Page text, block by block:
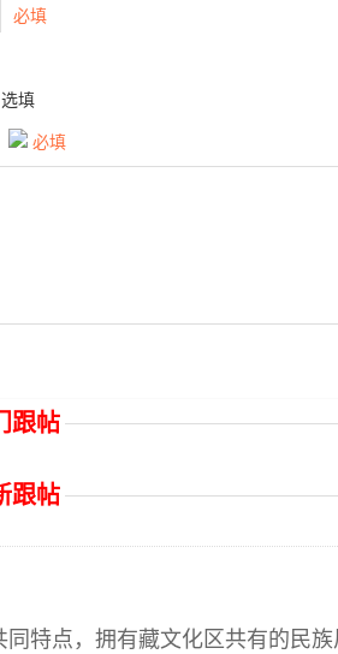
必填
选填
必填
跟帖
跟帖
特点，拥有藏文化区共有的民